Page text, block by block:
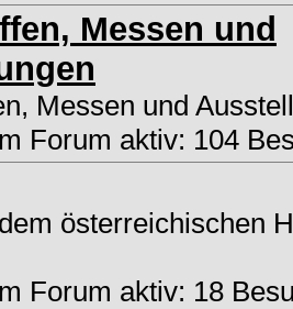
Messen und
Messen und
Forum aktiv: 104
österreichischen
Forum aktiv: 18